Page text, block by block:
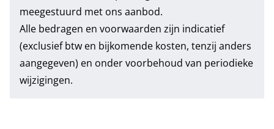
meegestuurd met ons aanbod.
Alle bedragen en voorwaarden zijn indicatief
(exclusief btw en bijkomende kosten, tenzij anders
aangegeven) en onder voorbehoud van periodieke
wijzigingen.